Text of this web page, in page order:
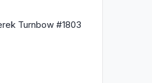
Turnbow #1803